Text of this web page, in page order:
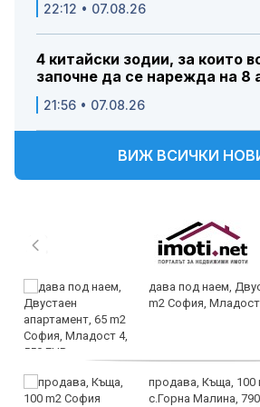
22:12 • 07.08.26
4 китайски зодии, за които
започне да се нарежда на 8
21:56 • 07.08.26
ВИЖ ВСИЧКИ
дава под наем,
m2 София, Младост
продава, Къща, 100
с.Горна Малина,